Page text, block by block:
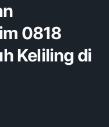
0818
Keliling di